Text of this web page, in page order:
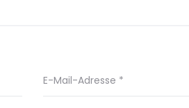
E-Mail-Adresse *